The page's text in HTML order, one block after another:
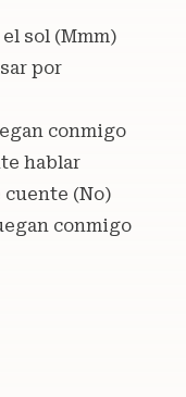
sol (Mmm)
por
conmigo
hablar
cuente (No)
conmigo